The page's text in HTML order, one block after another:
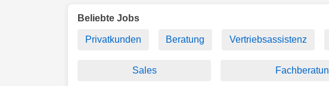
Beliebte Jobs
Privatkunden Beratung Vertriebsassistenz
Sales